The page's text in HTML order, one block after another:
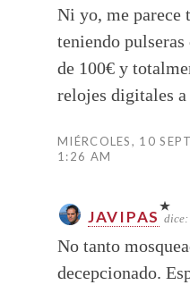
Ni yo, me parece
teniendo
de 100€ y
relojes digitales
MIÉRCOLES, 10
1:26 AM
JAVIPAS dice:
No tanto
decepcionado.